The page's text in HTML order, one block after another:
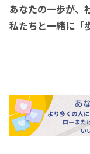
あなたの一歩が、
私たちと一緒に「